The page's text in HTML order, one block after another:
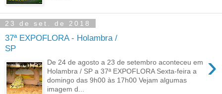
23 de set. de 2018
37ª EXPOFLORA - Holambra /
SP
›
De 24 de agosto a 23 de setembro aconteceu em
Holambra / SP a 37ª EXPOFLORA Sexta-feira a
domingo das 9h00 às 17h00 Vejam algumas
imagem d...